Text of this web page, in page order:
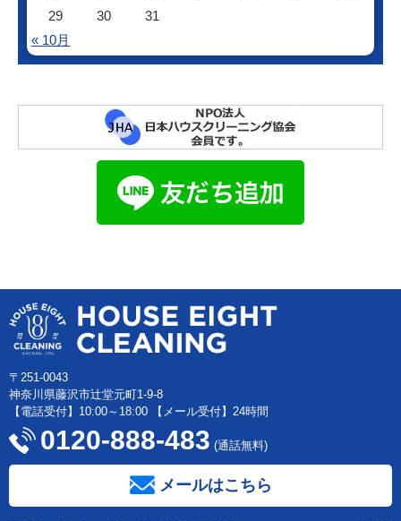
« 10月
29
30 31
〒251-0043
神奈川県藤沢市辻堂元町1-9-8
【電話受付】10:00～18:00 【メール受付】24時間
0120-888-483 (通話無料)
メールはこちら